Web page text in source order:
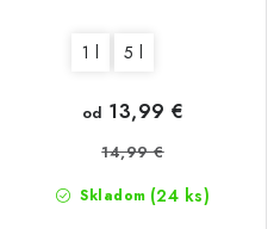
1 l 5 l
Skladom (24 ks)
od 13,99 €
14,99 €